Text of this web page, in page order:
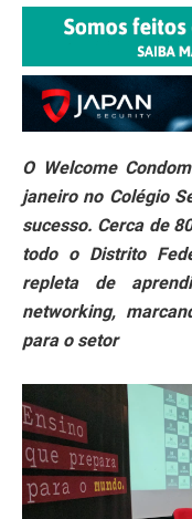
O Welcome
janeiro no Colégio
sucesso. Cerca de
todo o Distrito
repleta de
networking,
para o setor